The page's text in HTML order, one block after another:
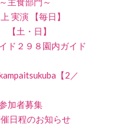
実演 【毎日】
土・日】
ド２９８園内ガイド
【2／
加者募集
日程のお知らせ